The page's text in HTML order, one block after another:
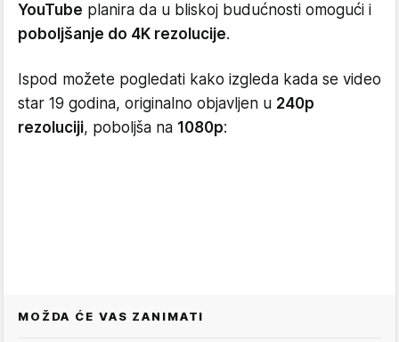
YouTube planira da u bliskoj budućnosti omogući i
poboljšanje do 4K rezolucije.
Ispod možete pogledati kako izgleda kada se video
star 19 godina, originalno objavljen u 240p
rezoluciji, poboljša na 1080p:
MOŽDA ĆE VAS ZANIMATI